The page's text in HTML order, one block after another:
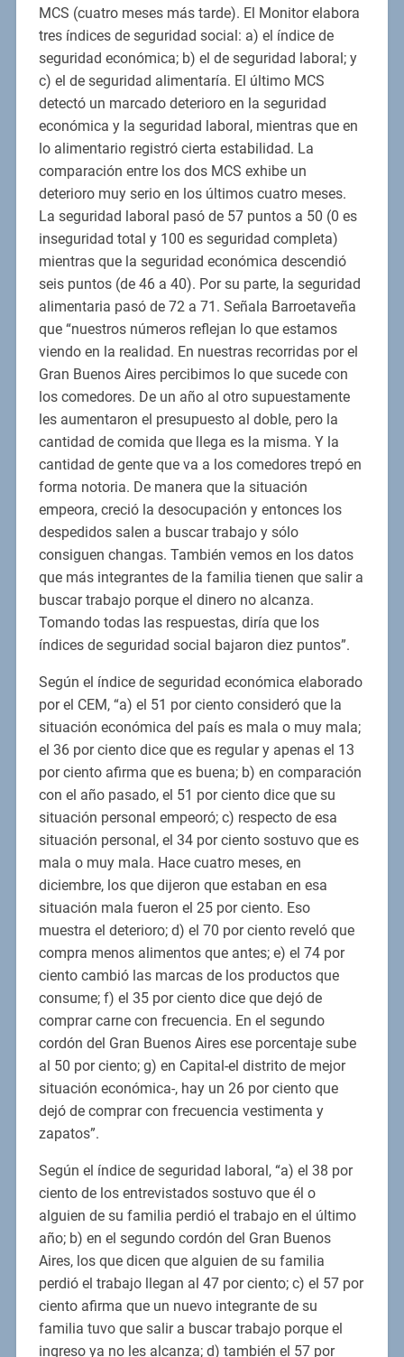
MCS (cuatro meses más tarde). El Monitor elabora
tres índices de seguridad social: a) el índice de
seguridad económica; b) el de seguridad laboral; y
c) el de seguridad alimentaría. El último MCS
detectó un marcado deterioro en la seguridad
económica y la seguridad laboral, mientras que en
lo alimentario registró cierta estabilidad. La
comparación entre los dos MCS exhibe un
deterioro muy serio en los últimos cuatro meses.
La seguridad laboral pasó de 57 puntos a 50 (0 es
inseguridad total y 100 es seguridad completa)
mientras que la seguridad económica descendió
seis puntos (de 46 a 40). Por su parte, la seguridad
alimentaria pasó de 72 a 71. Señala Barroetaveña
que “nuestros números reflejan lo que estamos
viendo en la realidad. En nuestras recorridas por el
Gran Buenos Aires percibimos lo que sucede con
los comedores. De un año al otro supuestamente
les aumentaron el presupuesto al doble, pero la
cantidad de comida que llega es la misma. Y la
cantidad de gente que va a los comedores trepó en
forma notoria. De manera que la situación
empeora, creció la desocupación y entonces los
despedidos salen a buscar trabajo y sólo
consiguen changas. También vemos en los datos
que más integrantes de la familia tienen que salir a
buscar trabajo porque el dinero no alcanza.
Tomando todas las respuestas, diría que los
índices de seguridad social bajaron diez puntos”.
Según el índice de seguridad económica elaborado
por el CEM, “a) el 51 por ciento consideró que la
situación económica del país es mala o muy mala;
el 36 por ciento dice que es regular y apenas el 13
por ciento afirma que es buena; b) en comparación
con el año pasado, el 51 por ciento dice que su
situación personal empeoró; c) respecto de esa
situación personal, el 34 por ciento sostuvo que es
mala o muy mala. Hace cuatro meses, en
diciembre, los que dijeron que estaban en esa
situación mala fueron el 25 por ciento. Eso
muestra el deterioro; d) el 70 por ciento reveló que
compra menos alimentos que antes; e) el 74 por
ciento cambió las marcas de los productos que
consume; f) el 35 por ciento dice que dejó de
comprar carne con frecuencia. En el segundo
cordón del Gran Buenos Aires ese porcentaje sube
al 50 por ciento; g) en Capital-el distrito de mejor
situación económica-, hay un 26 por ciento que
dejó de comprar con frecuencia vestimenta y
zapatos”.
Según el índice de seguridad laboral, “a) el 38 por
ciento de los entrevistados sostuvo que él o
alguien de su familia perdió el trabajo en el último
año; b) en el segundo cordón del Gran Buenos
Aires, los que dicen que alguien de su familia
perdió el trabajo llegan al 47 por ciento; c) el 57 por
ciento afirma que un nuevo integrante de su
familia tuvo que salir a buscar trabajo porque el
ingreso ya no les alcanza; d) también el 57 por